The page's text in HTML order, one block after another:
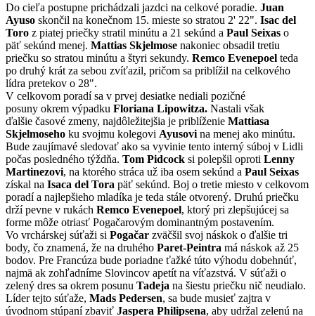
Do cieľa postupne prichádzali jazdci na celkové poradie. Juan
Ayuso skončil na konečnom 15. mieste so stratou 2' 22". Isac del
Toro z piatej priečky stratil minútu a 21 sekúnd a Paul Seixas o
päť sekúnd menej. Mattias Skjelmose nakoniec obsadil tretiu
priečku so stratou minútu a štyri sekundy. Remco Evenepoel teda
po druhý krát za sebou zvíťazil, pričom sa priblížil na celkového
lídra pretekov o 28".
V celkovom poradí sa v prvej desiatke nediali pozičné
posuny okrem výpadku Floriana Lipowitza. Nastali však
ďalšie časové zmeny, najdôležitejšia je priblíženie Mattiasa
Skjelmoseho ku svojmu kolegovi Ayusovi na menej ako minútu.
Bude zaujímavé sledovať ako sa vyvinie tento interný súboj v Lidli
počas posledného týždňa. Tom Pidcock si polepšil oproti Lenny
Martinezovi, na ktorého stráca už iba osem sekúnd a Paul Seixas
získal na Isaca del Tora päť sekúnd. Boj o tretie miesto v celkovom
poradí a najlepšieho mladíka je teda stále otvorený. Druhú priečku
drží pevne v rukách Remco Evenepoel, ktorý pri zlepšujúcej sa
forme môže otriasť Pogačarovým dominantným postavením.
Vo vrchárskej súťaži si Pogačar zväčšil svoj náskok o ďalšie tri
body, čo znamená, že na druhého Paret-Peintra má náskok až 25
bodov. Pre Francúza bude poriadne ťažké túto výhodu dobehnúť,
najmä ak zohľadníme Slovincov apetít na víťazstvá. V súťaži o
zelený dres sa okrem posunu Tadeja na šiestu priečku nič neudialo.
Líder tejto súťaže, Mads Pedersen, sa bude musieť zajtra v
úvodnom stúpaní zbaviť Jaspera Philipsena, aby udržal zelenú na